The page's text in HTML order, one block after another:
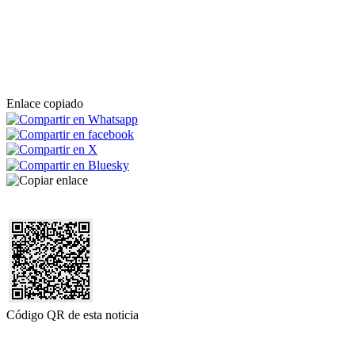
Enlace copiado
Código QR de esta noticia